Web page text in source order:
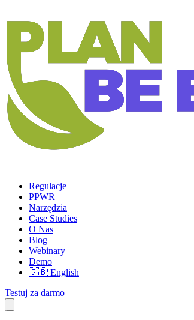
Regulacje
PPWR
Narzędzia
Case Studies
O Nas
Blog
Webinary
Demo
🇬🇧 English
Testuj za darmo